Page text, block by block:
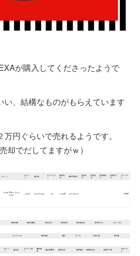
が購入してくださったようで
い、結構なものがもらえています
万円ぐらいで売れるようです。
却でだしてますがｗ）